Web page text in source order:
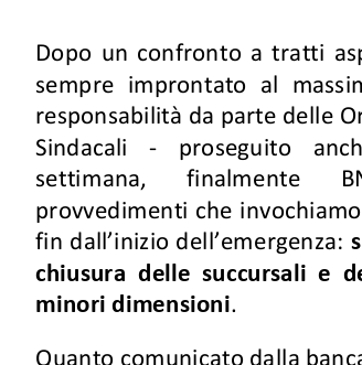
Dopo  un  confronto  a  tratti
sempre  improntato  al
responsabilità da parte delle
Sindacali
-
proseguito
settimana,
finalmente
provvedimenti che
fin dall’inizio dell’emergenza:
chiusura  delle  succursali  e
minori dimensioni.
Quanto comunicato dalla